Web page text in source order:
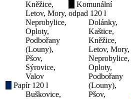
Kněžice,
Letov, Mory,
Neprobylice,
Oploty,
Podbořany
(Louny),
Pšov,
Sýrovice,
Valov
Papír 120 l
Buškovice,
Komunální
odpad 120 l
Dolánky,
Kaštice,
Kněžice,
Letov, Mory,
Neprobylice,
Oploty,
Podbořany
(Louny),
Pšov,